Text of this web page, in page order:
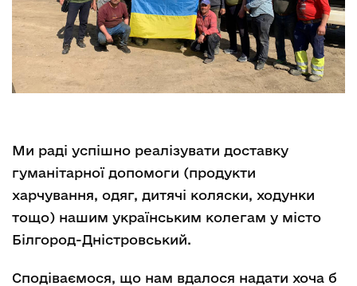
Ми раді успішно реалізувати доставку
гуманітарної допомоги (продукти
харчування, одяг, дитячі коляски, ходунки
тощо) нашим українським колегам у місто
Білгород-Дністровський.
Сподіваємося, що нам вдалося надати хоча б